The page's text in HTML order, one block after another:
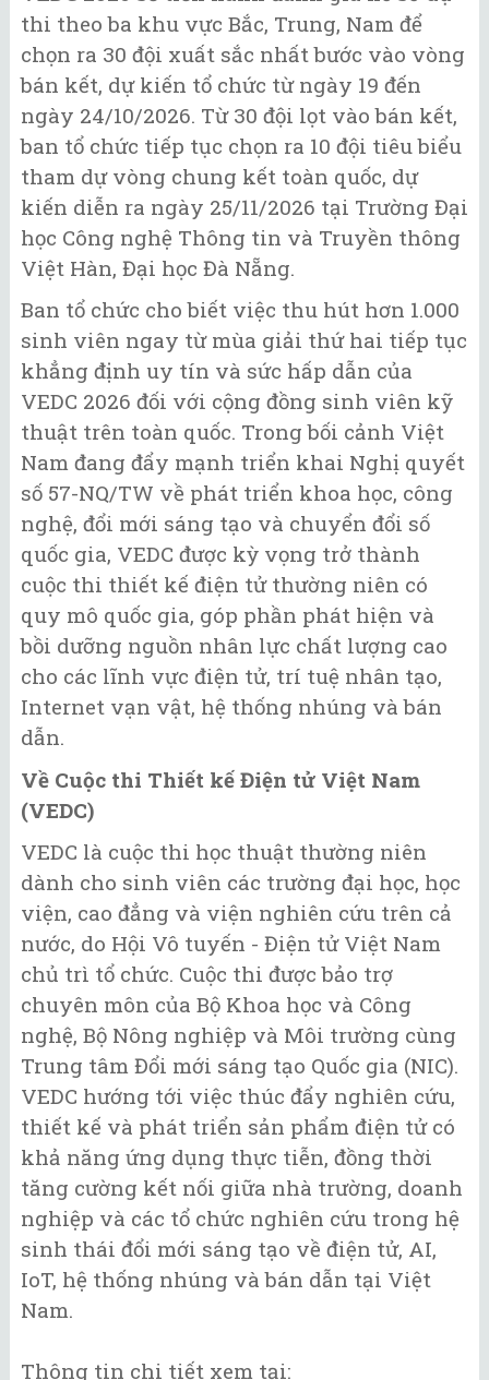
thi theo ba khu vực Bắc, Trung, Nam để
chọn ra 30 đội xuất sắc nhất bước vào vòng
bán kết, dự kiến tổ chức từ ngày 19 đến
ngày 24/10/2026. Từ 30 đội lọt vào bán kết,
ban tổ chức tiếp tục chọn ra 10 đội tiêu biểu
tham dự vòng chung kết toàn quốc, dự
kiến diễn ra ngày 25/11/2026 tại Trường Đại
học Công nghệ Thông tin và Truyền thông
Việt Hàn, Đại học Đà Nẵng.
Ban tổ chức cho biết việc thu hút hơn 1.000
sinh viên ngay từ mùa giải thứ hai tiếp tục
khẳng định uy tín và sức hấp dẫn của
VEDC 2026 đối với cộng đồng sinh viên kỹ
thuật trên toàn quốc. Trong bối cảnh Việt
Nam đang đẩy mạnh triển khai Nghị quyết
số 57-NQ/TW về phát triển khoa học, công
nghệ, đổi mới sáng tạo và chuyển đổi số
quốc gia, VEDC được kỳ vọng trở thành
cuộc thi thiết kế điện tử thường niên có
quy mô quốc gia, góp phần phát hiện và
bồi dưỡng nguồn nhân lực chất lượng cao
cho các lĩnh vực điện tử, trí tuệ nhân tạo,
Internet vạn vật, hệ thống nhúng và bán
dẫn.
Về Cuộc thi Thiết kế Điện tử Việt Nam
(VEDC)
VEDC là cuộc thi học thuật thường niên
dành cho sinh viên các trường đại học, học
viện, cao đẳng và viện nghiên cứu trên cả
nước, do Hội Vô tuyến - Điện tử Việt Nam
chủ trì tổ chức. Cuộc thi được bảo trợ
chuyên môn của Bộ Khoa học và Công
nghệ, Bộ Nông nghiệp và Môi trường cùng
Trung tâm Đổi mới sáng tạo Quốc gia (NIC).
VEDC hướng tới việc thúc đẩy nghiên cứu,
thiết kế và phát triển sản phẩm điện tử có
khả năng ứng dụng thực tiễn, đồng thời
tăng cường kết nối giữa nhà trường, doanh
nghiệp và các tổ chức nghiên cứu trong hệ
sinh thái đổi mới sáng tạo về điện tử, AI,
IoT, hệ thống nhúng và bán dẫn tại Việt
Nam.
Thông tin chi tiết xem tại: